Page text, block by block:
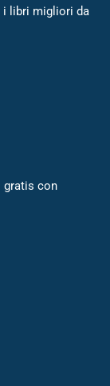
i libri migliori da
gratis con